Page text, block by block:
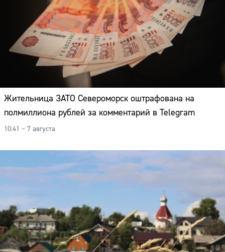
Жительница ЗАТО Североморск оштрафована на
полмиллиона рублей за комментарий в Telegram
10:41 – 7 августа
Адрес:
Телефон: